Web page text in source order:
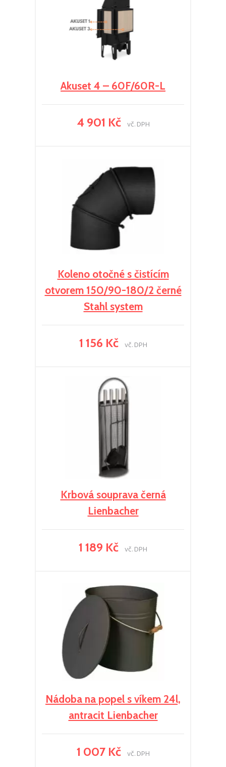
Akuset 4 – 60F/60R-L
4 901 Kč vč. DPH
Koleno otočné s čistícím
otvorem 150/90-180/2 černé
Stahl system
1 156 Kč vč. DPH
Krbová souprava černá
Lienbacher
1 189 Kč vč. DPH
Nádoba na popel s víkem 24l,
antracit Lienbacher
1 007 Kč vč. DPH